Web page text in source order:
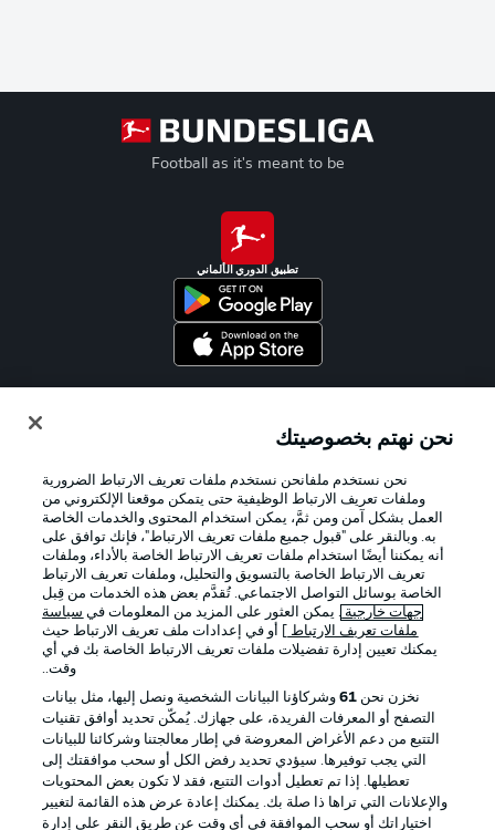
Football as it's meant to be
تطبيق الدوري الألماني
الإعلانات الإخطارات القانونية
شروط الاستخدام القنوات الناقلة
الوظائف جهة النشر
تواصل معنا اللاعبون
نحن نهتم بخصوصيتك
نحن نستخدم ملفانحن نستخدم ملفات تعريف الارتباط الضرورية
وملفات تعريف الارتباط الوظيفية حتى يتمكن موقعنا الإلكتروني من
العمل بشكل آمن ومن ثمَّ، يمكن استخدام المحتوى والخدمات الخاصة
به. وبالنقر على "قبول جميع ملفات تعريف الارتباط"، فإنك توافق على
أنه يمكننا أيضًا استخدام ملفات تعريف الارتباط الخاصة بالأداء، وملفات
تعريف الارتباط الخاصة بالتسويق والتحليل، وملفات تعريف الارتباط
الخاصة بوسائل التواصل الاجتماعي. تُقدَّم بعض هذه الخدمات من قِبل
جهات خارجية . يمكن العثور على المزيد من المعلومات في سياسة
ملفات تعريف الارتباط
] أو في إعدادات ملف تعريف الارتباط حيث
يمكنك تعيين إدارة تفضيلات ملفات تعريف الارتباط الخاصة بك في أي
وقت..
نخزن نحن 61وشركاؤنا البيانات الشخصية ونصل إليها، مثل بيانات
التصفح أو المعرفات الفريدة، على جهازك. يُمكّن تحديد أوافق تقنيات
التتبع من دعم الأغراض المعروضة في إطار معالجتنا وشركائنا للبيانات
التي يجب توفيرها. سيؤدي تحديد رفض الكل أو سحب موافقتك إلى
تعطيلها. إذا تم تعطيل أدوات التتبع، فقد لا تكون بعض المحتويات
والإعلانات التي تراها ذا صلة بك. يمكنك إعادة عرض هذه القائمة لتغيير
اختياراتك أو سحب الموافقة في أي وقت عن طريق النقر على إدارة